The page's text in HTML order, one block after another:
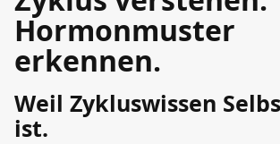
Hormonmuster
erkennen.
Weil Zykluswissen
ist.